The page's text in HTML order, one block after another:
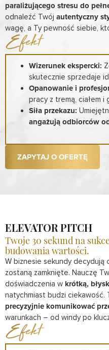
paraliżującego stresu do
odnaleźć Twój autentyczny
wagę, a Ty pewność siebie,
Efekt
Wizerunek ekspercki:
skutecznie sprzedaje
Opanowanie i
pracy z tremą, ciałem i
Siła przekazu:
angażują odbiorców
ZAPYTAJ O OFERTĘ
ELEVATOR PITCH
Twoje 30 sekund na
budowania wartości.
W biznesie sekundy decydują
zostaną zamknięte. Nauczę
doświadczenia w krótką,
natychmiast budzi
precyzyjnie komunikować
warunkach – od windy po
Efekt